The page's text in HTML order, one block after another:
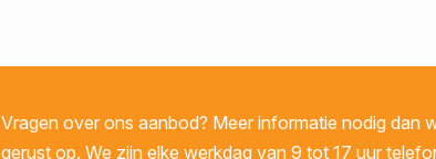
Vragen over ons aanbod? Meer informatie nodig dan
gerust op. We zijn elke werkdag van 9 tot 17 uur